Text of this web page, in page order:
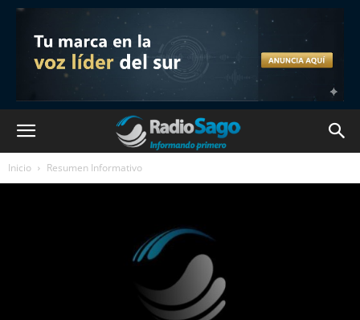
Inicio Resumen Informativo